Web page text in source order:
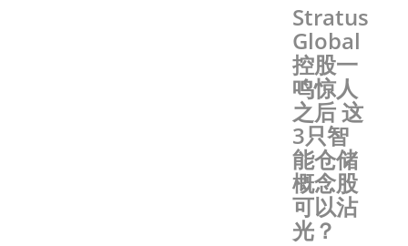
Stratus
Global
控股一
鸣惊人
之后 这
3只智
能仓储
概念股
可以沾
光？